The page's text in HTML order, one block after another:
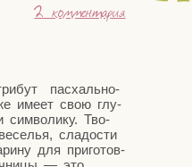
2 комментария
пас­халь­но­
име­ет свою глу­
сим­во­ли­ку. Тво­
сла­до­сти
для при­го­тов­